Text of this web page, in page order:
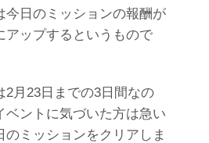
今日のミッションの報酬が
アップするというもので
2月23日までの3日間なの
ベントに気づいた方は急い
のミッションをクリアしま